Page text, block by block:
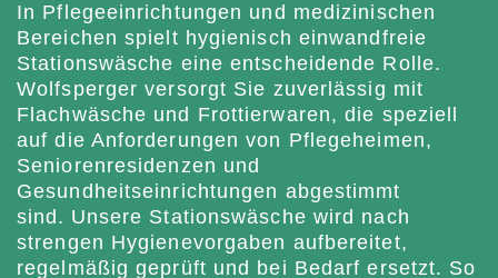
In Pflegeeinrichtungen und medizinischen
Bereichen spielt hygienisch einwandfreie
Stationswäsche eine entscheidende Rolle.
Wolfsperger versorgt Sie zuverlässig mit
Flachwäsche und Frottierwaren, die speziell
auf die Anforderungen von Pflegeheimen,
Seniorenresidenzen und
Gesundheitseinrichtungen abgestimmt
sind. Unsere Stationswäsche wird nach
strengen Hygienevorgaben aufbereitet,
regelmäßig geprüft und bei Bedarf ersetzt. So